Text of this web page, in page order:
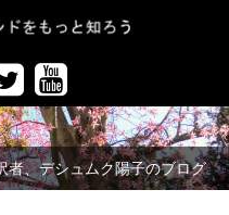
者、デシュムク陽子のブログ